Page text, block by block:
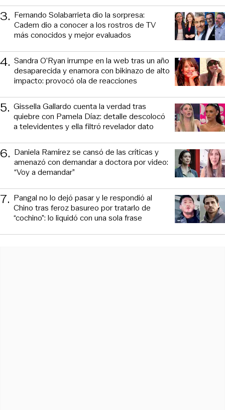
3. Fernando Solabarrieta dio la sorpresa:
Cadem dio a conocer a los rostros de TV
más conocidos y mejor evaluados
4. Sandra O’Ryan irrumpe en la web tras un año
desaparecida y enamora con bikinazo de alto
impacto: provocó ola de reacciones
5. Gissella Gallardo cuenta la verdad tras
quiebre con Pamela Díaz: detalle descolocó
a televidentes y ella filtró revelador dato
6. Daniela Ramírez se cansó de las críticas y
amenazó con demandar a doctora por video:
“Voy a demandar”
7. Pangal no lo dejó pasar y le respondió al
Chino tras feroz basureo por tratarlo de
“cochino”: lo liquidó con una sola frase